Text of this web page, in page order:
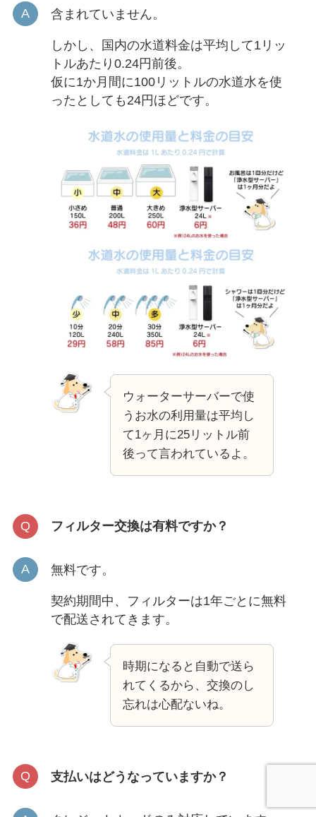
含まれていません。
しかし、国内の水道料金は平均して1リッ
トルあたり0.24円前後。
仮に1か月間に100リットルの水道水を使
ったとしても24円ほどです。
ウォーターサーバーで使
うお水の利用量は平均し
て1ヶ月に25リットル前
後って言われているよ。
フィルター交換は有料ですか？
無料です。
契約期間中、フィルターは1年ごとに無料
で配送されてきます。
時期になると自動で送ら
れてくるから、交換のし
忘れは心配ないね。
支払いはどうなっていますか？